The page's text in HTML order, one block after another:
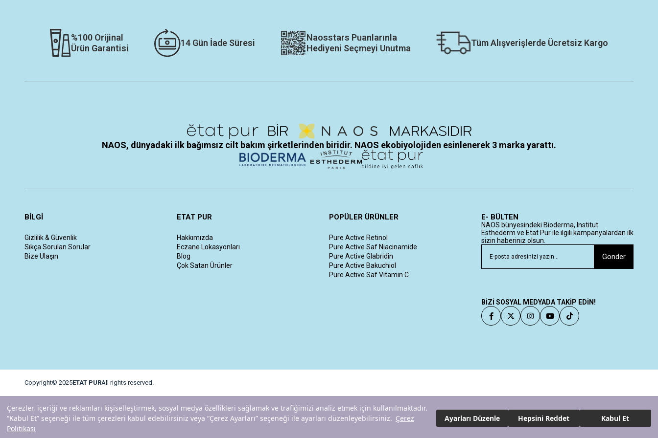
Çerezler, içeriği ve reklamları kişiselleştirmek, sosyal medya özellikleri sağlamak ve trafiğimizi analiz etmek için kullanılmaktadır.
“Kabul Et” seçeneği ile tüm çerezleri kabul edebilirsiniz veya “Çerez Ayarları” seçeneği ile ayarları düzenleyebilirsiniz. Çerez
Politikası
Ayarları Düzenle Hepsini Reddet Kabul Et
%100 Orijinal
Ürün Garantisi
14 Gün İade Süresi
Naosstars Puanlarınla
Hediyeni Seçmeyi Unutma
Tüm Alışverişlerde Ücretsiz Kargo
NAOS, dünyadaki ilk bağımsız cilt bakım şirketlerinden biridir. NAOS ekobiyolojiden esinlenerek 3 marka yarattı.
BİLGİ
Gizlilik & Güvenlik
Sıkça Sorulan Sorular
Bize Ulaşın
ETAT PUR
Hakkımızda
Eczane Lokasyonları
Blog
Çok Satan Ürünler
POPÜLER ÜRÜNLER
Pure Active Retinol
Pure Active Saf Niacinamide
Pure Active Glabridin
Pure Active Bakuchiol
Pure Active Saf Vitamin C
E- BÜLTEN
NAOS bünyesindeki Bioderma, Institut
Esthederm ve Etat Pur ile ilgili kampanyalardan ilk
sizin haberiniz olsun.
Gönder
BİZİ SOSYAL MEDYADA TAKİP EDİN!
Copyright© 2025ETAT PURAll rights reserved.